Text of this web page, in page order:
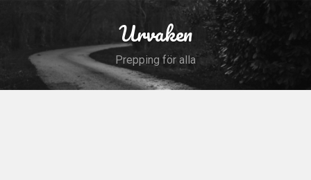
Urvaken
Prepping för alla